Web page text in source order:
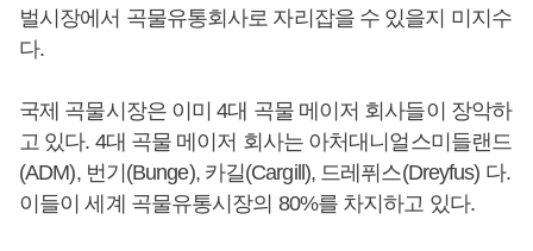
벌시장에서 곡물유통회사로 자리잡을 수 있을지 미지수
다.
국제 곡물시장은 이미 4대 곡물 메이저 회사들이 장악하
고 있다. 4대 곡물 메이저 회사는 아처대니얼스미들랜드
(ADM), 번기(Bunge), 카길(Cargill), 드레퓌스(Dreyfus) 다.
이들이 세계 곡물유통시장의 80%를 차지하고 있다.